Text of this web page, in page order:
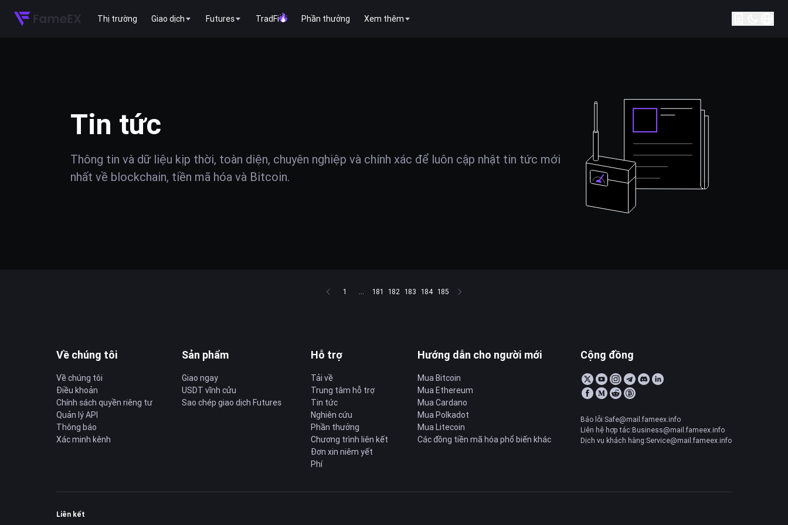
Thị trường Giao dịch Futures TradFi Phần thưởng Xem thêm
Tin tức
Thông tin và dữ liệu kịp thời, toàn diện, chuyên nghiệp và chính xác để luôn cập nhật tin tức mới
nhất về blockchain, tiền mã hóa và Bitcoin.
1 ... 181 182 183 184 185
Về chúng tôi
Về chúng tôi
Điều khoản
Chính sách quyền riêng tư
Quản lý API
Thông báo
Xác minh kênh
Sản phẩm
Giao ngay
USDT vĩnh cửu
Sao chép giao dịch Futures
Hỗ trợ
Tải về
Trung tâm hỗ trợ
Tin tức
Nghiên cứu
Phần thưởng
Chương trình liên kết
Đơn xin niêm yết
Phí
Hướng dẫn cho người mới
Mua Bitcoin
Mua Ethereum
Mua Cardano
Mua Polkadot
Mua Litecoin
Các đồng tiền mã hóa phổ biến khác
Cộng đồng
Báo lỗi:Safe@mail.fameex.info
Liên hệ hợp tác:Business@mail.fameex.info
Dịch vụ khách hàng:Service@mail.fameex.info
Liên kết